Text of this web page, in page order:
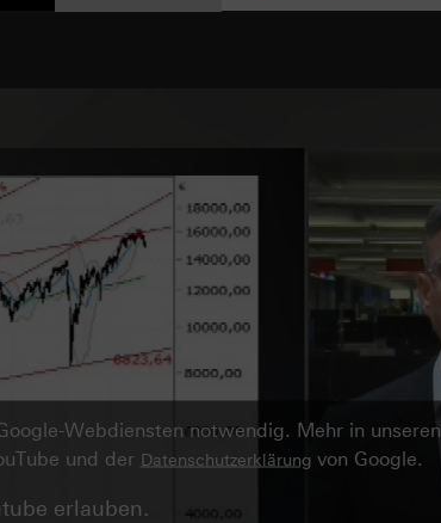
Webdiensten notwendig. Mehr in unseren
und der Datenschutzerklärung von Google.
erlauben.